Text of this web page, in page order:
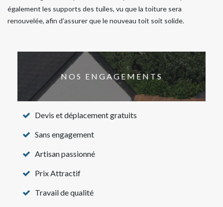
également les supports des tuiles, vu que la toiture sera
renouvelée, afin d’assurer que le nouveau toit soit solide.
NOS ENGAGEMENTS
Devis et déplacement gratuits
Sans engagement
Artisan passionné
Prix Attractif
Travail de qualité